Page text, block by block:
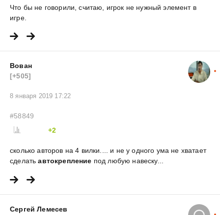
Что бы не говорили, считаю, игрок не нужный элемент в
игре.
Вован
[+505]
8 января 2019 17:22
#58849
+2
сколько авторов на 4 вилки.... и не у одного ума не хватает
сделатьавтокрепление под любую навеску...
Сергей Лемесев